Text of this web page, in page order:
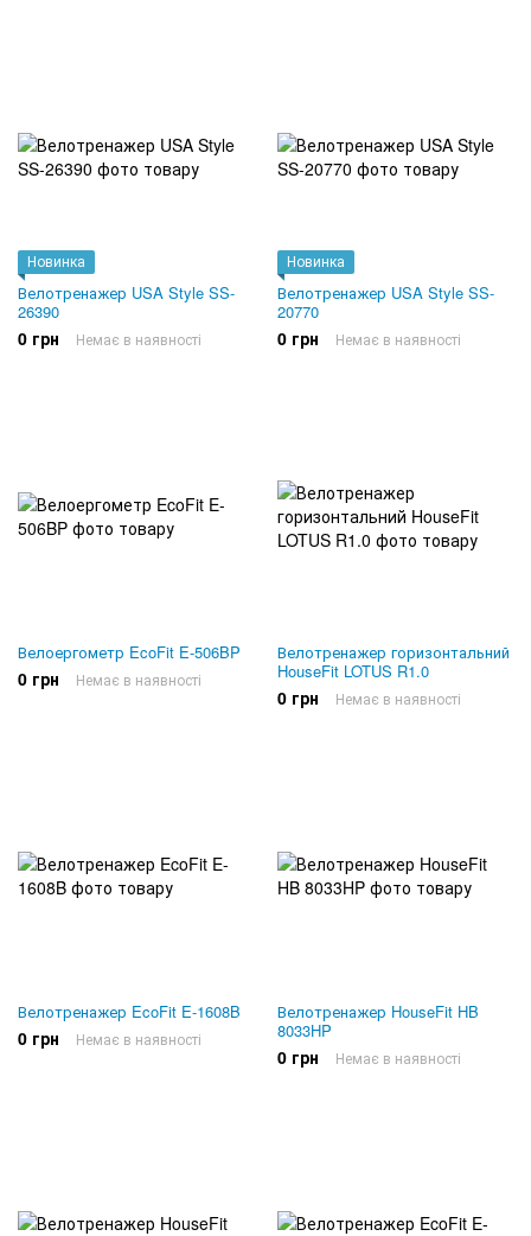
Новинка
Велотренажер USA Style SS-
26390
0 грн Немає в наявності
Новинка
Велотренажер USA Style SS-
20770
0 грн Немає в наявності
Велоергометр EcoFit E-506BP
0 грн Немає в наявності
Велотренажер горизонтальний
HouseFit LOTUS R1.0
0 грн Немає в наявності
Велотренажер EcoFit E-1608B
0 грн Немає в наявності
Велотренажер HouseFit HB
8033HP
0 грн Немає в наявності